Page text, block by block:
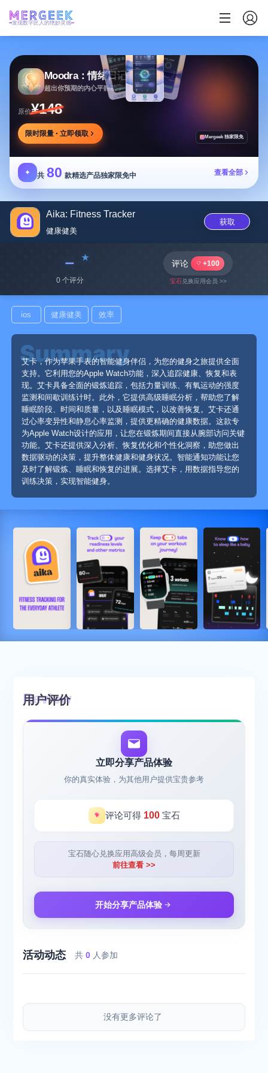
发现数字匠人的绝妙灵感
Moodra：情绪日记
超出你预期的内心平静助手
原价¥148
限时限量 · 立即领取 Mergeek 独家限免
✦ 共 80 款精选产品独家限免中 查看全部
Aika: Fitness Tracker
健康健美
获取
﹣
0 个评分
评论 +100
宝石兑换应用会员 >>
ios 健康健美 效率
艾卡，作为苹果手表的智能健身伴侣，为您的健身之旅提供全面
支持。它利用您的Apple Watch功能，深入追踪健康、恢复和表
现。艾卡具备全面的锻炼追踪，包括力量训练、有氧运动的强度
监测和间歇训练计时。此外，它提供高级睡眠分析，帮助您了解
睡眠阶段、时间和质量，以及睡眠模式，以改善恢复。艾卡还通
过心率变异性和静息心率监测，提供更精确的健康数据。这款专
为Apple Watch设计的应用，让您在锻炼期间直接从腕部访问关键
功能。艾卡还提供深入分析、恢复优化和个性化洞察，助您做出
数据驱动的决策，提升整体健康和健身状况。智能通知功能让您
及时了解锻炼、睡眠和恢复的进展。选择艾卡，用数据指导您的
训练决策，实现智能健身。
用户评价
立即分享产品体验
你的真实体验，为其他用户提供宝贵参考
评论可得 100宝石
宝石随心兑换应用高级会员，每周更新
前往查看 >>
开始分享产品体验
活动动态 共0 人参加
没有更多评论了